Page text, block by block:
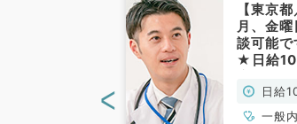
【東京
月、金
談可能
★日給
科／非
日給
一般
<